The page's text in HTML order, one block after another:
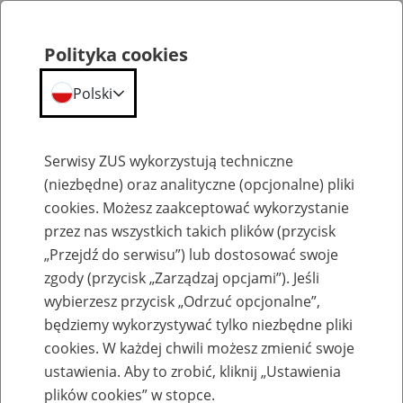
Emerytury
Baza zlikwidowanych lub
przekształconych zakładów pracy
Polityka cookies
Polski
Serwisy ZUS wykorzystują techniczne
(niezbędne) oraz analityczne (opcjonalne) pliki
cookies. Możesz zaakceptować wykorzystanie
przez nas wszystkich takich plików (przycisk
„Przejdź do serwisu”) lub dostosować swoje
zgody (przycisk „Zarządzaj opcjami”). Jeśli
wybierzesz przycisk „Odrzuć opcjonalne”,
będziemy wykorzystywać tylko niezbędne pliki
cookies. W każdej chwili możesz zmienić swoje
ustawienia. Aby to zrobić, kliknij „Ustawienia
plików cookies” w stopce.